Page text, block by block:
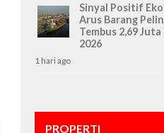
Sinyal Positif
Arus Barang
Tembus 2,69
2026
1 hari ago
PROPERTI